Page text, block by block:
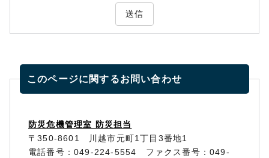
送信
このページに関するお問い合わせ
防災危機管理室 防災担当
〒350-8601 川越市元町1丁目3番地1
電話番号：049-224-5554 ファクス番号：049-